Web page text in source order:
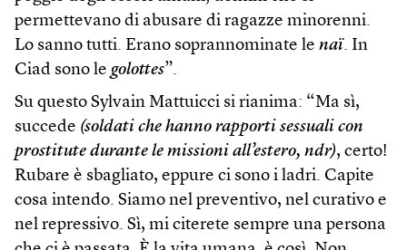
permettevano di abusare di ragazze minorenni.
Lo sanno tutti. Erano soprannominate le naï. In
Ciad sono le golottes”.
Su questo Sylvain Mattuicci si rianima: “Ma sì,
succede (soldati che hanno rapporti sessuali con
prostitute durante le missioni all’estero, ndr), certo!
Rubare è sbagliato, eppure ci sono i ladri. Capite
cosa intendo. Siamo nel preventivo, nel curativo e
nel repressivo. Sì, mi citerete sempre una persona